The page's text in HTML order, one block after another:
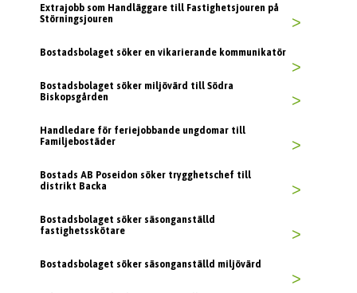
Extrajobb som Handläggare till Fastighetsjouren på
Störningsjouren
>
Bostadsbolaget söker en vikarierande kommunikatör
>
Bostadsbolaget söker miljövärd till Södra
Biskopsgården
>
Handledare för feriejobbande ungdomar till
Familjebostäder
>
Bostads AB Poseidon söker trygghetschef till
distrikt Backa
>
Bostadsbolaget söker säsonganställd
fastighetsskötare
>
Bostadsbolaget söker säsonganställd miljövärd
>